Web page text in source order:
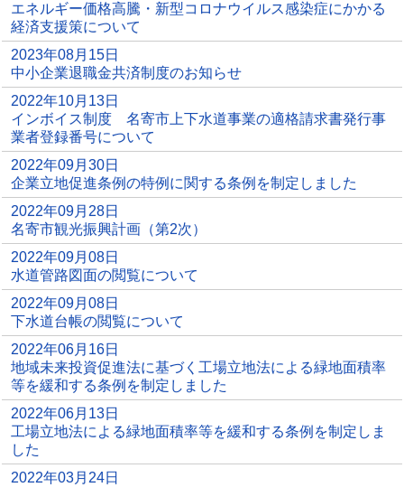
エネルギー価格高騰・新型コロナウイルス感染症にかかる
経済支援策について
2023年08月15日
中小企業退職金共済制度のお知らせ
2022年10月13日
インボイス制度 名寄市上下水道事業の適格請求書発行事
業者登録番号について
2022年09月30日
企業立地促進条例の特例に関する条例を制定しました
2022年09月28日
名寄市観光振興計画（第2次）
2022年09月08日
水道管路図面の閲覧について
2022年09月08日
下水道台帳の閲覧について
2022年06月16日
地域未来投資促進法に基づく工場立地法による緑地面積率
等を緩和する条例を制定しました
2022年06月13日
工場立地法による緑地面積率等を緩和する条例を制定しま
した
2022年03月24日